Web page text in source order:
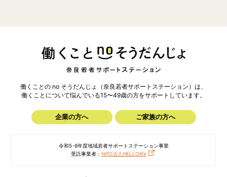
働くことの no そうだんじょ（奈良若者サポートステーション）は、
働くことについて悩んでいる15〜49歳の方をサポートしています。
企業の方へ ご家族の方へ
令和5･6年度地域若者サポートステーション事業
受託事業者： NPO法人HELLOlife